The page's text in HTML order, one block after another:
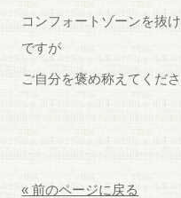
コンフォートゾーンを抜
ですが
ご自分を褒め称えてくだ
« 前のページに戻る